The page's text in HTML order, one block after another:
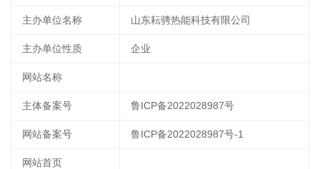
主办单位名称 山东耘骋热能科技有限公司
主办单位性质 企业
网站名称
主体备案号 鲁ICP备2022028987号
网站备案号 鲁ICP备2022028987号-1
网站首页